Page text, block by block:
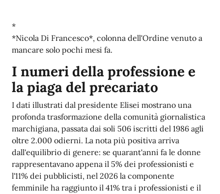
*
*Nicola Di Francesco*, colonna dell'Ordine venuto a
mancare solo pochi mesi fa.
I numeri della professione e
la piaga del precariato
I dati illustrati dal presidente Elisei mostrano una
profonda trasformazione della comunità giornalistica
marchigiana, passata dai soli 506 iscritti del 1986 agli
oltre 2.000 odierni. La nota più positiva arriva
dall'equilibrio di genere: se quarant'anni fa le donne
rappresentavano appena il 5% dei professionisti e
l'11% dei pubblicisti, nel 2026 la componente
femminile ha raggiunto il 41% tra i professionisti e il